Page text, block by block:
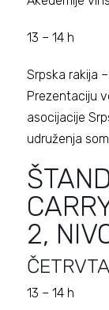
13 – 14 h
Srpska rakija
Prezentaciju
asocijacije
udruženja
2,
13 – 14 h